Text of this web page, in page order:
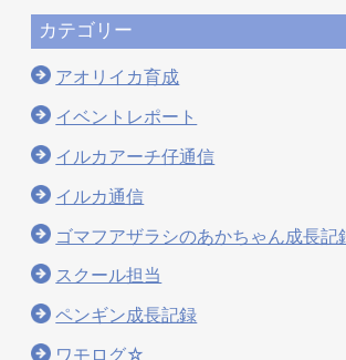
カテゴリー
アオリイカ育成
イベントレポート
イルカアーチ仔通信
イルカ通信
ゴマフアザラシのあかちゃん成長記
スクール担当
ペンギン成長記録
ワモログ☆